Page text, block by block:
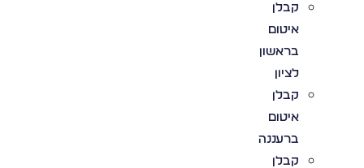
קבלן
איטום
בראשון
לציון
קבלן
איטום
ברעננה
קבלן